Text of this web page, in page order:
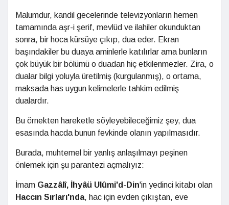
Malumdur, kandil gecelerinde televizyonların hemen
tamamında aşr-i şerif, mevlüd ve ilahiler okunduktan
sonra, bir hoca kürsüye çıkıp, dua eder. Ekran
başındakiler bu duaya aminlerle katılırlar ama bunların
çok büyük bir bölümü o duadan hiç etkilenmezler. Zira, o
dualar bilgi yoluyla üretilmiş (kurgulanmış), o ortama,
maksada has uygun kelimelerle tahkim edilmiş
dualardır.
Bu örnekten hareketle söyleyebileceğimiz şey, dua
esasında hacda bunun fevkinde olanın yapılmasıdır.
Burada, muhtemel bir yanlış anlaşılmayı peşinen
önlemek için şu parantezi açmalıyız:
İmam Gazzâlî, İhyâü Ulûmi'd-Din'in yedinci kitabı olan
Haccın Sırları'nda, hac için evden çıkıştan, eve